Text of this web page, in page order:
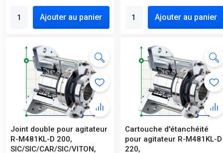
Ajouter au panier Ajouter au panier
Joint double pour agitateur
R-M481KL-D 200,
SIC/SIC/CAR/SIC/VITON,
Cartouche d'étanchéité
pour agitateur R-M481KL-D
220,